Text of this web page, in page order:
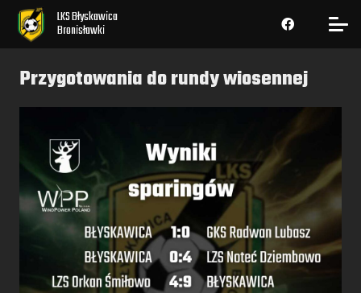
LKS Błyskawica
Bronisławki
Przygotowania do rundy wiosennej